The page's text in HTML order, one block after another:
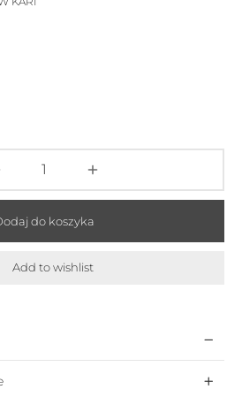
do koszyka
Add to wishlist